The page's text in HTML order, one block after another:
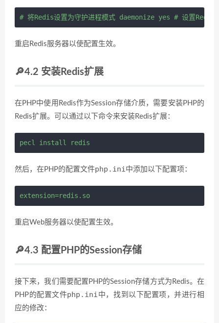
# 将Redis设置为守护进程模式 daemonize yes # 设置Redis
重启Redis服务器以使配置生效。
🔎4.2 安装Redis扩展
在PHP中使用Redis作为Session存储介质，需要安装PHP的
Redis扩展。可以通过以下命令来安装Redis扩展：
pecl install redis
然后，在PHP的配置文件php.ini中添加以下配置项：
extension=redis.so
重启Web服务器以使配置生效。
🔎4.3 配置PHP的Session存储
接下来，我们需要配置PHP的Session存储方式为Redis。在
PHP的配置文件php.ini 中，找到以下配置项，并进行相
应的修改：